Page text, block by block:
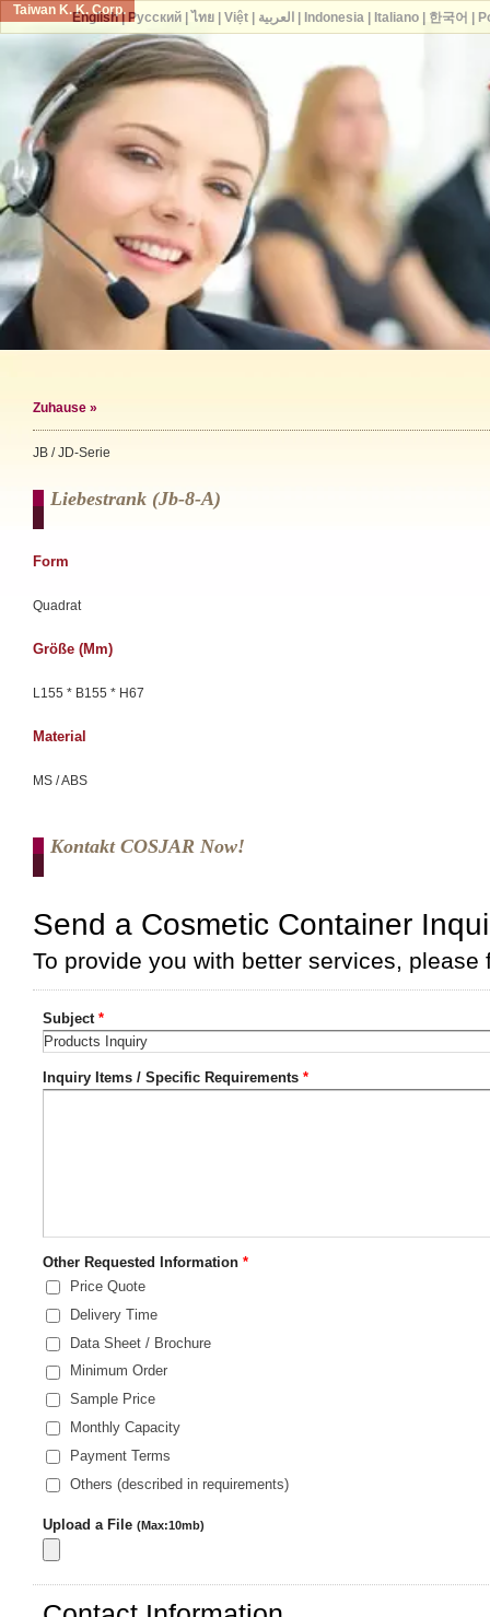
Taiwan K. K. Corp.
Zuhause »
JB / JD-Serie
Liebestrank (jb-8-A)
Form
Quadrat
Größe (mm)
L155 * B155 * H67
Material
MS / ABS
Kontakt COSJAR Now!
English| Русский| ไทย| Việt| العربية Indonesia| Italiano| 한국어